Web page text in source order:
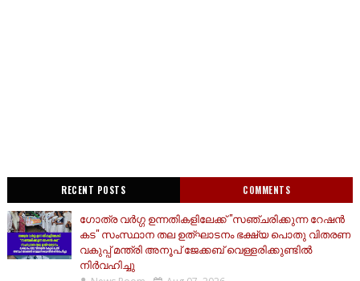
RECENT POSTS COMMENTS
ഗോത്ര വർഗ്ഗ ഉന്നതികളിലേക്ക് "സഞ്ചരിക്കുന്ന റേഷൻ
കട" സംസ്ഥാന തല ഉത്ഘാടനം ഭക്ഷ്യ പൊതു വിതരണ
വകുപ്പ് മന്ത്രി അനൂപ് ജേക്കബ് വെള്ളരിക്കുണ്ടിൽ
നിർവഹിച്ചു